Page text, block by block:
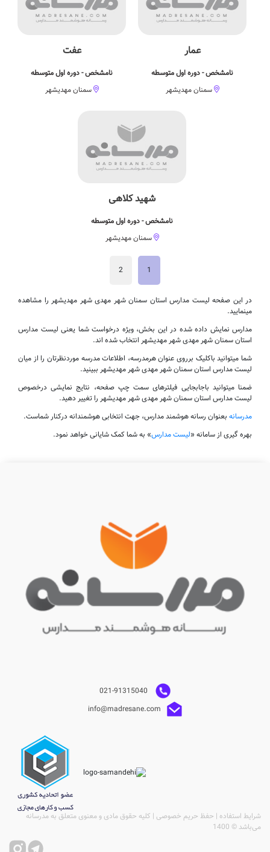
عمار
نامشخص - دوره اول متوسطه
سمنان مهدیشهر
عفت
نامشخص - دوره اول متوسطه
سمنان مهدیشهر
شهید کلاهی
نامشخص - دوره اول متوسطه
سمنان مهدیشهر
1
2
در این صفحه لیست مدارس استان سمنان شهر مهدی شهر مهدیشهر را مشاهده
مینمایید.
مدارس نمایش داده شده در این بخش، ویژه درخواست شما یعنی لیست مدارس
استان سمنان شهر مهدی شهر مهدیشهر انتخاب شده اند.
شما میتوانید باکلیک برروی عنوان هرمدرسه، اطلاعات مدرسه موردنظرتان را از میان
لیست مدارس استان سمنان شهر مهدی شهر مهدیشهر ببینید.
ضمنا میتوانید باجابجایی فیلترهای سمت چپ صفحه، نتایج نمایشی درخصوص
لیست مدارس استان سمنان شهر مهدی شهر مهدیشهر را تغییر دهید.
مدرسانه بعنوان رسانه هوشمند مدارس، جهت انتخابی هوشمندانه درکنار شماست.
بهره گیری از سامانه «لیست مدارس» به شما کمک شایانی خواهد نمود.
info@madresane.com
شرایط استفاده | حفظ حریم خصوصی | کلیه حقوق مادی و معنوی متعلق به مدرسانه
می‌باشد © 1400